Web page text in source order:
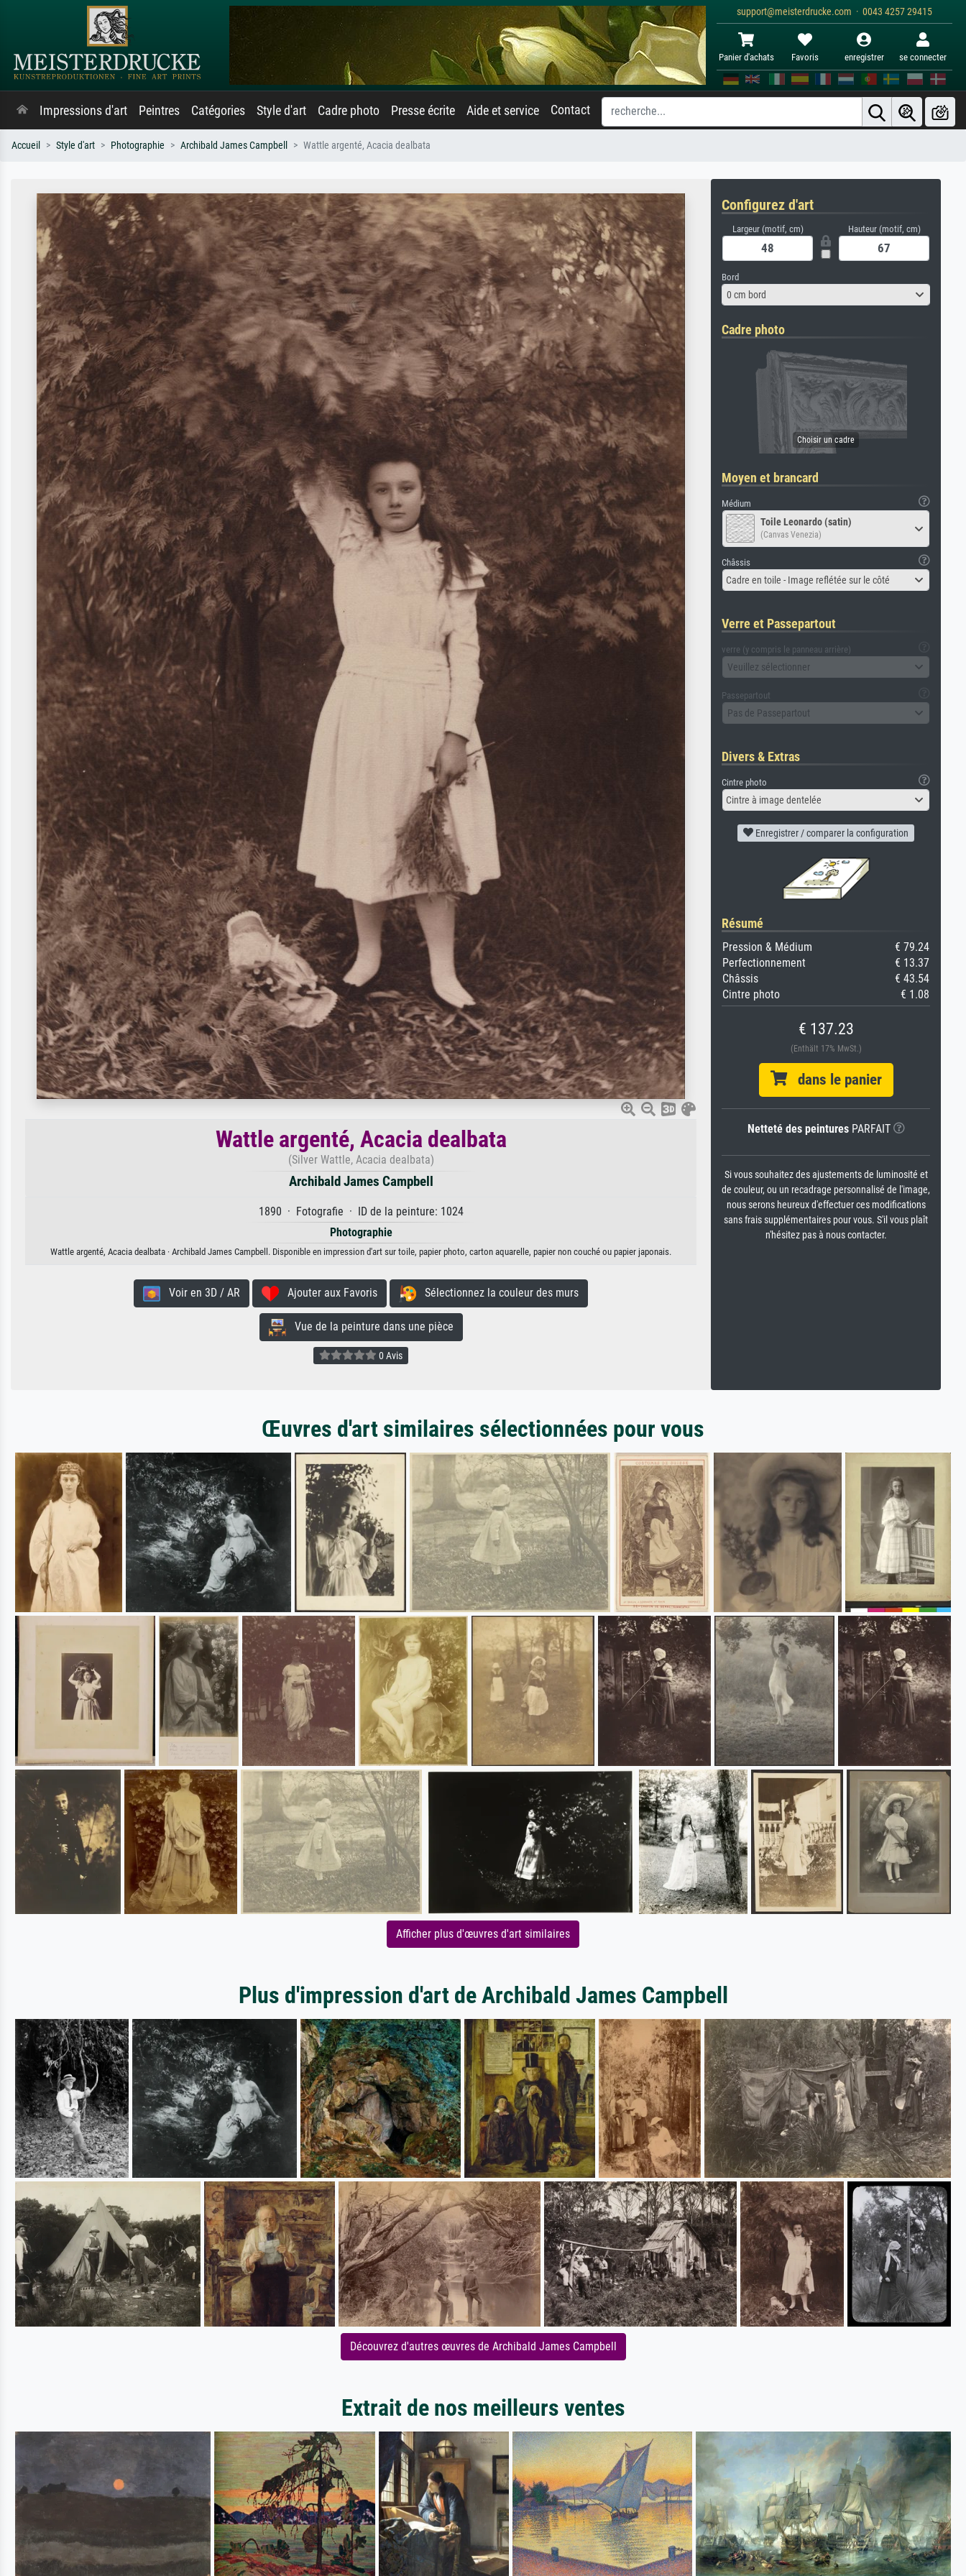
support@meisterdrucke.com · 0043 4257 29415
Panier d'achats Favoris enregistrer se connecter
Impressions d'art Peintres Catégories Style d'art Cadre photo Presse écrite Aide et service Contact
Accueil Style d'art Photographie Archibald James Campbell Wattle argenté, Acacia dealbata
Wattle argenté, Acacia dealbata
(Silver Wattle, Acacia dealbata)
Archibald James Campbell
1890 · Fotografie · ID de la peinture: 1024
Photographie
Wattle argenté, Acacia dealbata · Archibald James Campbell. Disponible en impression d'art sur toile, papier photo, carton aquarelle, papier non couché ou papier japonais.
Voir en 3D / AR Ajouter aux Favoris Sélectionnez la couleur des murs
Vue de la peinture dans une pièce
0 Avis
Configurez d'art
Largeur (motif, cm) Hauteur (motif, cm)
Bord
0 cm bord
Cadre photo
Moyen et brancard
Médium
Toile Leonardo (satin)
(Canvas Venezia)
Châssis
Cadre en toile - Image reflétée sur le côté
Verre et Passepartout
verre (y compris le panneau arrière)
Veuillez sélectionner
Passepartout
Pas de Passepartout
Divers & Extras
Cintre photo
Cintre à image dentelée
Enregistrer / comparer la configuration
Résumé
Pression & Médium
€ 79.24
Perfectionnement
€ 13.37
Châssis
€ 43.54
Cintre photo
€ 1.08
€ 137.23
(Enthält 17% MwSt.)
dans le panier
Netteté des peinturesPARFAIT
Si vous souhaitez des ajustements de luminosité et
de couleur, ou un recadrage personnalisé de l'image,
nous serons heureux d'effectuer ces modifications
sans frais supplémentaires pour vous. S'il vous plaît
n'hésitez pas à nous contacter.
Œuvres d'art similaires sélectionnées pour vous
Afficher plus d'œuvres d'art similaires
Plus d'impression d'art de Archibald James Campbell
Découvrez d'autres œuvres de Archibald James Campbell
Extrait de nos meilleurs ventes